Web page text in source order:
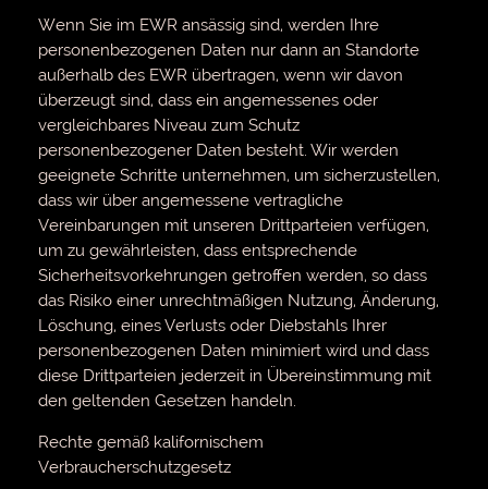
Wenn Sie im EWR ansässig sind, werden Ihre
personenbezogenen Daten nur dann an Standorte
außerhalb des EWR übertragen, wenn wir davon
überzeugt sind, dass ein angemessenes oder
vergleichbares Niveau zum Schutz
personenbezogener Daten besteht. Wir werden
geeignete Schritte unternehmen, um sicherzustellen,
dass wir über angemessene vertragliche
Vereinbarungen mit unseren Drittparteien verfügen,
um zu gewährleisten, dass entsprechende
Sicherheitsvorkehrungen getroffen werden, so dass
das Risiko einer unrechtmäßigen Nutzung, Änderung,
Löschung, eines Verlusts oder Diebstahls Ihrer
personenbezogenen Daten minimiert wird und dass
diese Drittparteien jederzeit in Übereinstimmung mit
den geltenden Gesetzen handeln.
Rechte gemäß kalifornischem
Verbraucherschutzgesetz